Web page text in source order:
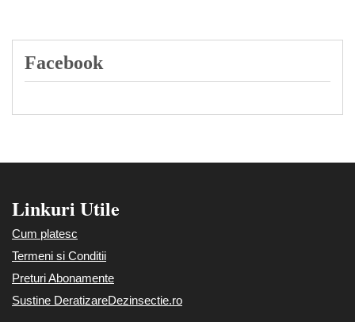
Facebook
Linkuri Utile
Cum platesc
Termeni si Conditii
Preturi Abonamente
Sustine DeratizareDezinsectie.ro